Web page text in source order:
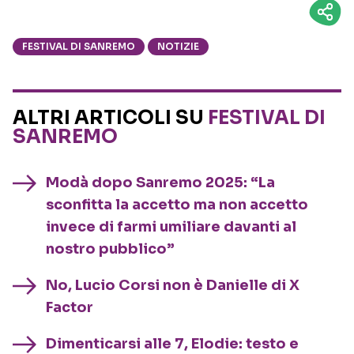
FESTIVAL DI SANREMO NOTIZIE
ALTRI ARTICOLI SU FESTIVAL DI
SANREMO
Modà dopo Sanremo 2025: “La
sconfitta la accetto ma non accetto
invece di farmi umiliare davanti al
nostro pubblico”
No, Lucio Corsi non è Danielle di X
Factor
Dimenticarsi alle 7, Elodie: testo e